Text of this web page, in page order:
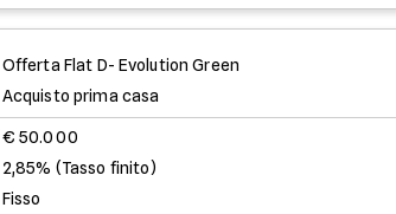
Offerta Flat D- Evolution Green
Acquisto prima casa
€ 50.000
2,85% (Tasso finito)
Fisso